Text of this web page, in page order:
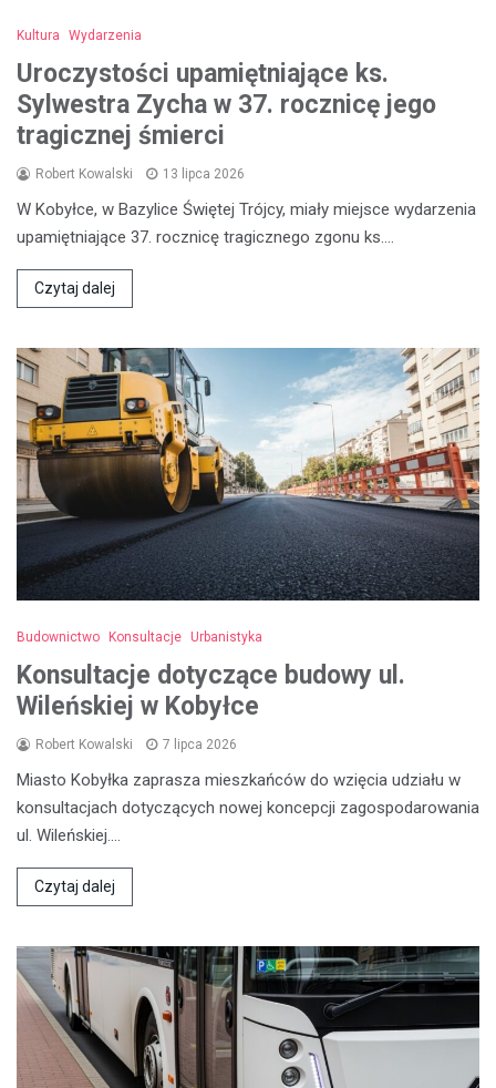
Kultura Wydarzenia
Uroczystości upamiętniające ks.
Sylwestra Zycha w 37. rocznicę jego
tragicznej śmierci
Robert Kowalski 13 lipca 2026
W Kobyłce, w Bazylice Świętej Trójcy, miały miejsce wydarzenia
upamiętniające 37. rocznicę tragicznego zgonu ks.…
Czytaj dalej
Budownictwo Konsultacje Urbanistyka
Konsultacje dotyczące budowy ul.
Wileńskiej w Kobyłce
Robert Kowalski 7 lipca 2026
Miasto Kobyłka zaprasza mieszkańców do wzięcia udziału w
konsultacjach dotyczących nowej koncepcji zagospodarowania
ul. Wileńskiej.…
Czytaj dalej